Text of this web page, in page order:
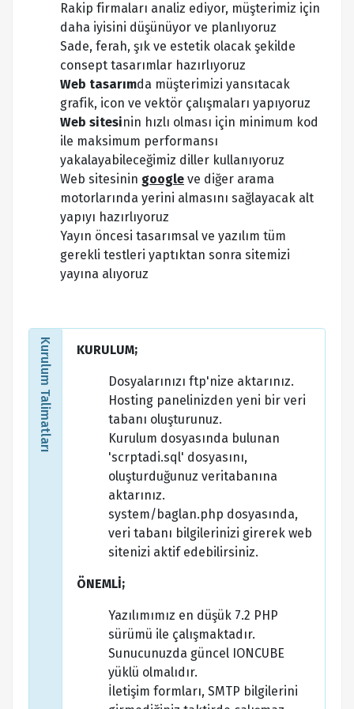
Rakip firmaları analiz ediyor, müşterimiz için
daha iyisini düşünüyor ve planlıyoruz
Sade, ferah, şık ve estetik olacak şekilde
consept tasarımlar hazırlıyoruz
Web tasarımda müşterimizi yansıtacak
grafik, icon ve vektör çalışmaları yapıyoruz
Web sitesinin hızlı olması için minimum kod
ile maksimum performansı
yakalayabileceğimiz diller kullanıyoruz
Web sitesinin google ve diğer arama
motorlarında yerini almasını sağlayacak alt
yapıyı hazırlıyoruz
Yayın öncesi tasarımsal ve yazılım tüm
gerekli testleri yaptıktan sonra sitemizi
yayına alıyoruz
Kurulum Talimatları KURULUM;
Dosyalarınızı ftp'nize aktarınız.
Hosting panelinizden yeni bir veri
tabanı oluşturunuz.
Kurulum dosyasında bulunan
'scrptadi.sql' dosyasını,
oluşturduğunuz veritabanına
aktarınız.
system/baglan.php dosyasında,
veri tabanı bilgilerinizi girerek web
sitenizi aktif edebilirsiniz.
ÖNEMLİ;
Yazılımımız en düşük 7.2 PHP
sürümü ile çalışmaktadır.
Sunucunuzda güncel IONCUBE
yüklü olmalıdır.
İletişim formları, SMTP bilgilerini